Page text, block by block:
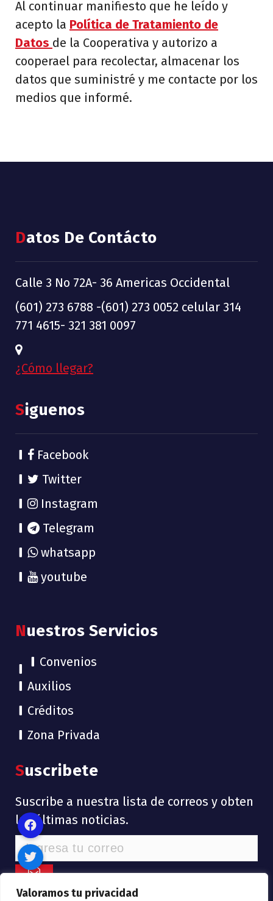
Valoramos tu privacidad
Al continuar manifiesto que he leído y
acepto la Política de Tratamiento de
Datos de la Cooperativa y autorizo a
cooperael para recolectar, almacenar los
datos que suministré y me contacte por los
medios que informé.
Datos De Contácto
Calle 3 No 72A- 36 Americas Occidental
(601) 273 6788 -(601) 273 0052 celular 314
771 4615- 321 381 0097
¿Cómo llegar?
Siguenos
Facebook
Twitter
Instagram
Telegram
whatsapp
youtube
Nuestros Servicios
Convenios
Auxilios
Créditos
Zona Privada
Suscribete
Suscribe a nuestra lista de correos y obten
las últimas noticias.